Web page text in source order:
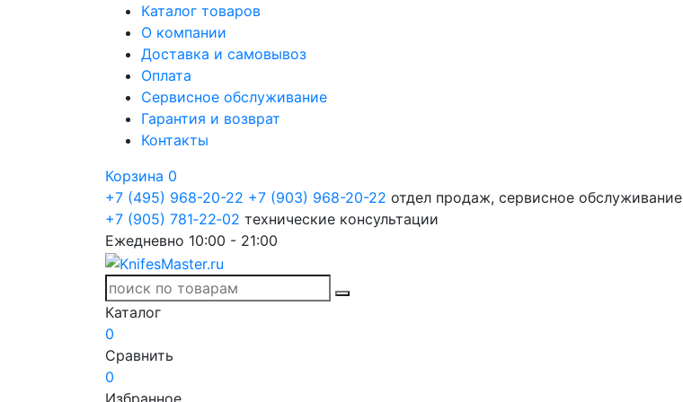
Каталог товаров
О компании
Доставка и самовывоз
Оплата
Сервисное обслуживание
Гарантия и возврат
Контакты
Корзина 0
+7 (495) 968-20-22 +7 (903) 968-20-22 отдел продаж, сервисное обслуживание
+7 (905) 781‑22‑02 технические консультации
Ежедневно 10:00 - 21:00
Каталог
0
Сравнить
0
Избранное